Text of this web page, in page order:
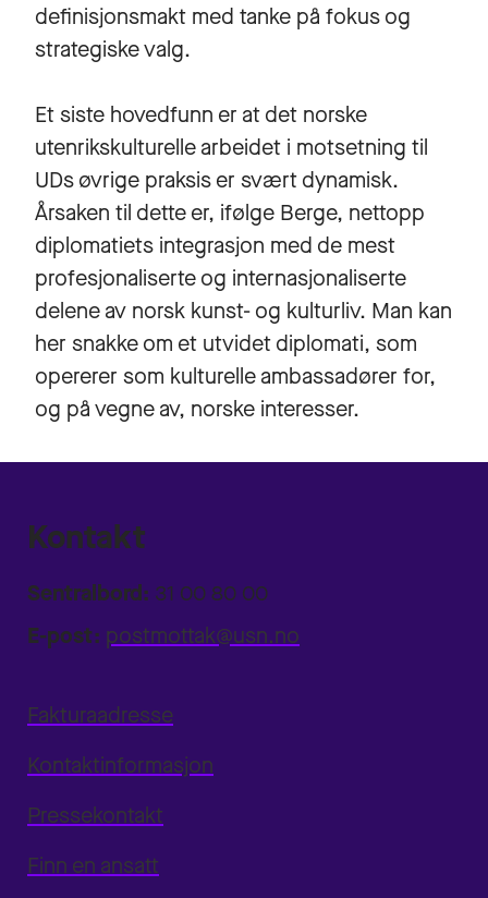
definisjonsmakt med tanke på fokus og
strategiske valg.
Et siste hovedfunn er at det norske
utenrikskulturelle arbeidet i motsetning til
UDs øvrige praksis er svært dynamisk.
Årsaken til dette er, ifølge Berge, nettopp
diplomatiets integrasjon med de mest
profesjonaliserte og internasjonaliserte
delene av norsk kunst- og kulturliv. Man kan
her snakke om et utvidet diplomati, som
opererer som kulturelle ambassadører for,
og på vegne av, norske interesser.
Kontakt
Sentralbord: 31 00 80 00
E-post: postmottak@usn.no
Fakturaadresse
Kontaktinformasjon
Pressekontakt
Finn en ansatt